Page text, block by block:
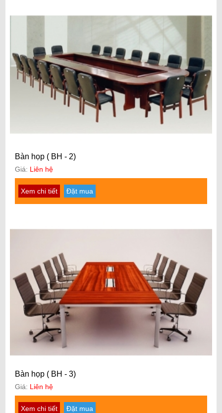
Bàn họp ( BH - 2)
Giá: Liên hệ
Xem chi tiết Đặt mua
Bàn họp ( BH - 3)
Giá: Liên hệ
Xem chi tiết Đặt mua